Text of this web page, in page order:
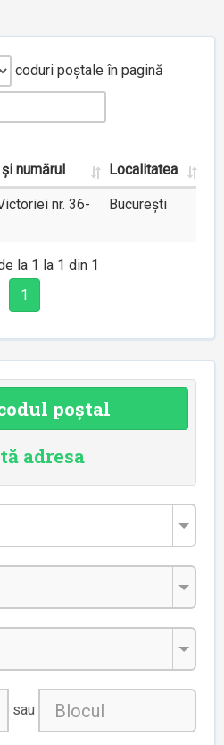
coduri poștale în pagină
numărul Localitatea
nr. 36-
București
la 1 la 1 din 1
1
poștal
adresa
sau